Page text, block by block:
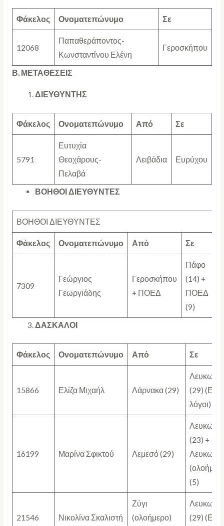
Φάκελος Ονοματεπώνυμο Σε
12068
Παπαθεράποντος-
Κωνσταντίνου Ελένη
Γεροσκήπου
Β. ΜΕΤΑΘΕΣΕΙΣ
ΔΙΕΥΘΥΝΤΗΣ
Φάκελος Ονοματεπώνυμο Από Σε
5791
Ευτυχία
Θεοχάρους-
Πελαβά
Λειβάδια Ευρύχου
ΒΟΗΘΟΙ ΔΙΕΥΘΥΝΤΕΣ
ΒΟΗΘΟΙ ΔΙΕΥΘΥΝΤΕΣ
Φάκελος Ονοματεπώνυμο Από Σε
7309
Γεώργιος
Γεωργιάδης
Γεροσκήπου
+ ΠΟΕΔ
Πάφο
(14) +
ΠΟΕΔ
(9)
ΔΑΣΚΑΛΟΙ
Φάκελος Ονοματεπώνυμο Από Σε
15866 Ελίζα Μιχαήλ Λάρνακα (29)
(29)
λόγοι)
16199 Μαρίνα Σφικτού Λεμεσό (29)
(23) +
(5)
21546 Νικολίνα Σκαλιστή
Ζύγι
(ολοήμερο)
(29)